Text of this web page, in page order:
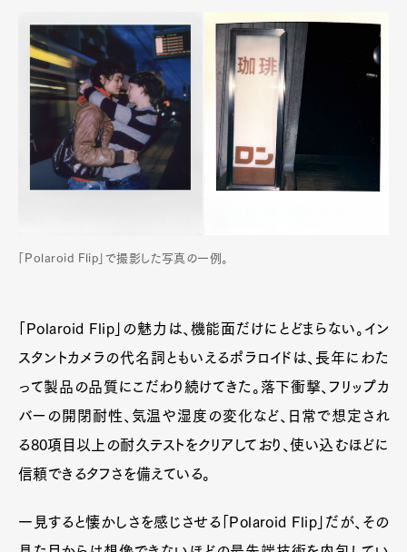
「Polaroid Flip」で撮影した写真の一例。
「Polaroid Flip」の魅力は、機能面だけにとどまらない。イン
スタントカメラの代名詞ともいえるポラロイドは、長年にわた
って製品の品質にこだわり続けてきた。落下衝撃、フリップカ
バーの開閉耐性、気温や湿度の変化など、日常で想定され
る80項目以上の耐久テストをクリアしており、使い込むほどに
信頼できるタフさを備えている。
一見すると懐かしさを感じさせる「Polaroid Flip」だが、その